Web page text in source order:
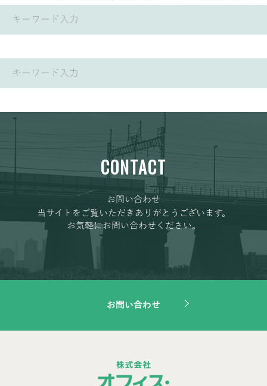
CONTACT
お問い合わせ
当サイトをご覧いただきありがとうございます。
お気軽にお問い合わせください。
お問い合わせ